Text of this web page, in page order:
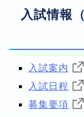
入試情報
入試案内
入試日程
募集要項